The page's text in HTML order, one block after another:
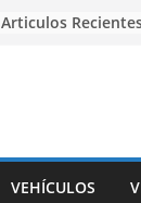
Articulos
VEHÍCULOS